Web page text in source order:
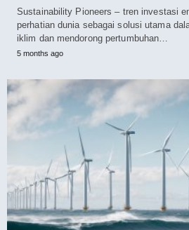
Sustainability Pioneers – tren investasi
perhatian dunia sebagai solusi utama
iklim dan mendorong pertumbuhan…
5 months ago